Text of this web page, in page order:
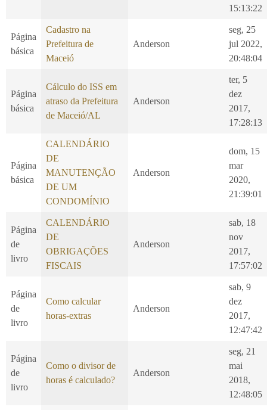
15:13:22
Página
básica
Cadastro na
Prefeitura de
Maceió
Anderson
seg, 25
jul 2022,
20:48:04
Página
básica
Cálculo do ISS em
atraso da Prefeitura
de Maceió/AL
Anderson
ter, 5
dez
2017,
17:28:13
Página
básica
CALENDÁRIO
DE
MANUTENÇÃO
DE UM
CONDOMÍNIO
Anderson
dom, 15
mar
2020,
21:39:01
Página
de
livro
CALENDÁRIO
DE
OBRIGAÇÕES
FISCAIS
Anderson
sab, 18
nov
2017,
17:57:02
Página
de
livro
Como calcular
horas-extras
Anderson
sab, 9
dez
2017,
12:47:42
Página
de
livro
Como o divisor de
horas é calculado?
Anderson
seg, 21
mai
2018,
12:48:05